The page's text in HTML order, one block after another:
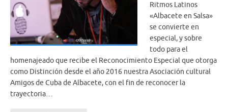
Ritmos Latinos
«Albacete en Salsa»
se convierte en
especial, y sobre
todo para el
homenajeado que recibe el Reconocimiento Especial que otorga
como Distinción desde el año 2016 nuestra Asociación cultural
Amigos de Cuba de Albacete, con el fin de reconocer la
trayectoria…